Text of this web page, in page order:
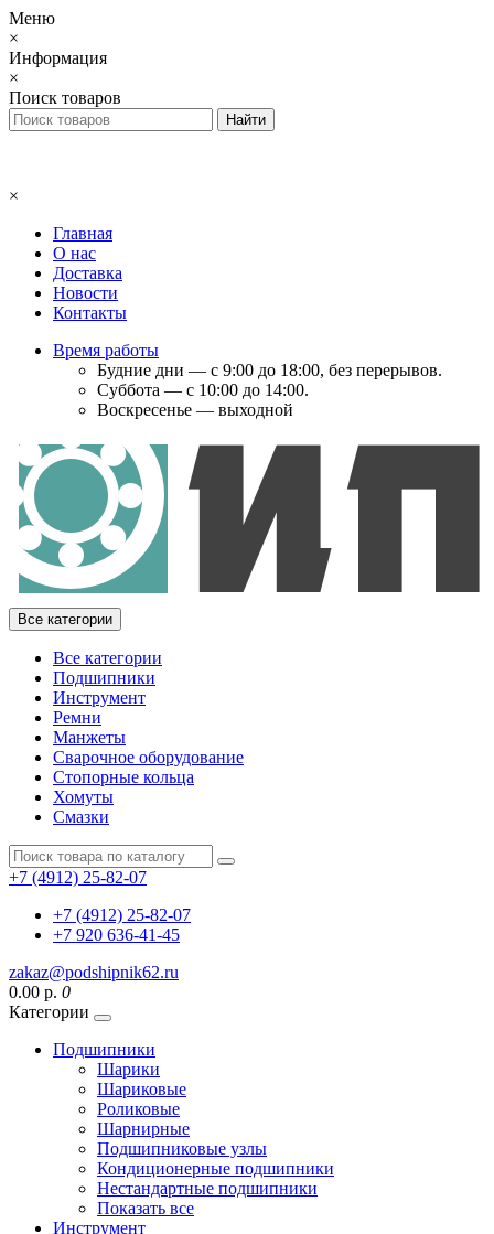
Меню
×
Информация
×
Поиск товаров
×
Главная
О нас
Доставка
Новости
Контакты
Время работы
Будние дни — с 9:00 до 18:00, без перерывов.
Суббота — с 10:00 до 14:00.
Воскресенье — выходной
Все категории
Все категории
Подшипники
Инструмент
Ремни
Манжеты
Сварочное оборудование
Стопорные кольца
Хомуты
Смазки
+7 (4912) 25-82-07
+7 (4912) 25-82-07
+7 920 636-41-45
zakaz@podshipnik62.ru
0.00 р. 0
Категории
Подшипники
Шарики
Шариковые
Роликовые
Шарнирные
Подшипниковые узлы
Кондиционерные подшипники
Нестандартные подшипники
Показать все
Инструмент